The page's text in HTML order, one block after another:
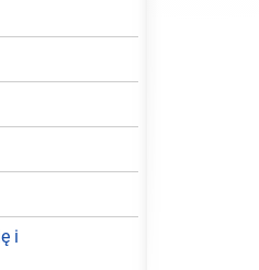
i